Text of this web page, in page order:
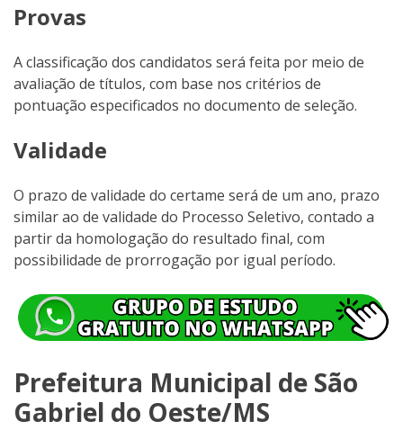
Provas
A classificação dos candidatos será feita por meio de
avaliação de títulos, com base nos critérios de
pontuação especificados no documento de seleção.
Validade
O prazo de validade do certame será de um ano, prazo
similar ao de validade do Processo Seletivo, contado a
partir da homologação do resultado final, com
possibilidade de prorrogação por igual período.
Prefeitura Municipal de São
Gabriel do Oeste/MS